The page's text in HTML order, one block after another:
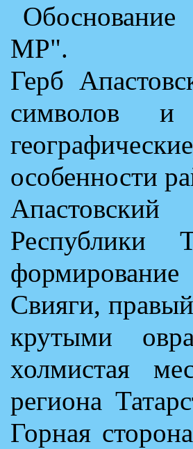
МР".
Герб
символов и
особенности
Республики
Свияги, правый
крутыми
холмистая
региона
Горная